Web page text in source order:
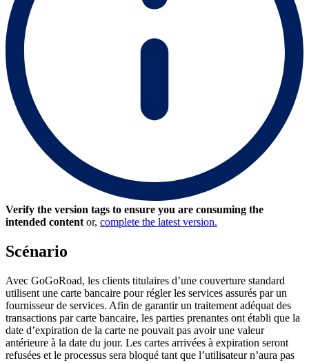
Verify the version tags to ensure you are consuming the
intended content or, complete the latest version.
Scénario
Avec GoGoRoad, les clients titulaires d’une couverture standard
utilisent une carte bancaire pour régler les services assurés par un
fournisseur de services. Afin de garantir un traitement adéquat des
transactions par carte bancaire, les parties prenantes ont établi que la
date d’expiration de la carte ne pouvait pas avoir une valeur
antérieure à la date du jour. Les cartes arrivées à expiration seront
refusées et le processus sera bloqué tant que l’utilisateur n’aura pas